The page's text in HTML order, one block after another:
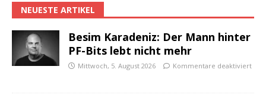
NEUESTE ARTIKEL
Besim Karadeniz: Der Mann hinter
PF-Bits lebt nicht mehr
Mittwoch, 5. August 2026 Kommentare deaktiviert